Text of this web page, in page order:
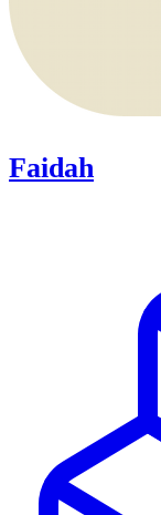
Faidah